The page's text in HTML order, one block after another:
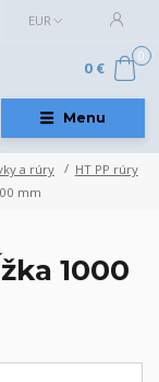
Menu
EUR
0
0 €
a rúry
HT PP rúry
mm
1000